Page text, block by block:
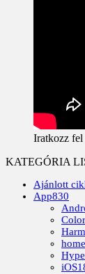
Iratkozz
KATEGÓRIA
Ajánlott
App830
iOS